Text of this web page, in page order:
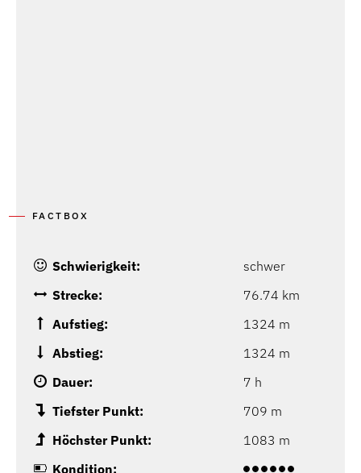
FACTBOX
Schwierigkeit:
schwer
Strecke:
76.74 km
Aufstieg:
1324 m
Abstieg:
1324 m
Dauer:
7 h
Tiefster Punkt:
709 m
Höchster Punkt:
1083 m
Kondition: